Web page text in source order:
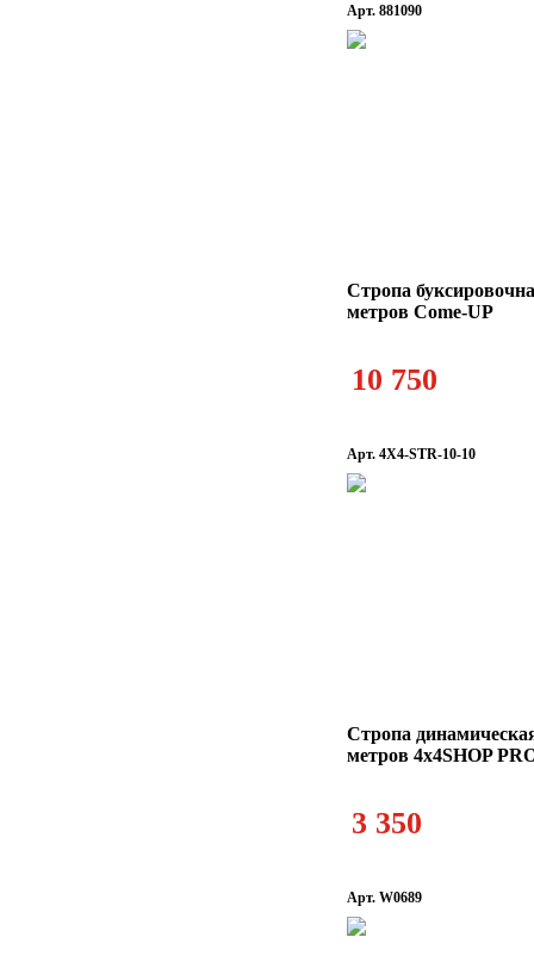
Арт. 881090
Стропа
метров Come-UP
10 750
Арт. 4X4-STR-10-10
Стропа
метров 4x4SHOP
3 350
Арт. W0689